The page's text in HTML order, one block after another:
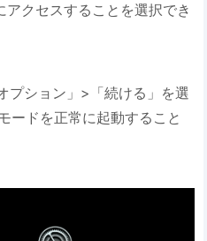
クセスすることを選択でき
プション」>「続ける」を選
ードを正常に起動すること